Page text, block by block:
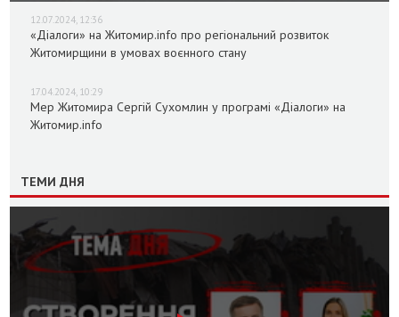
12.07.2024, 12:36
«Діалоги» на Житомир.info про регіональний розвиток
Житомирщини в умовах воєнного стану
17.04.2024, 10:29
Мер Житомира Сергій Сухомлин у програмі «Діалоги» на
Житомир.info
ТЕМИ ДНЯ